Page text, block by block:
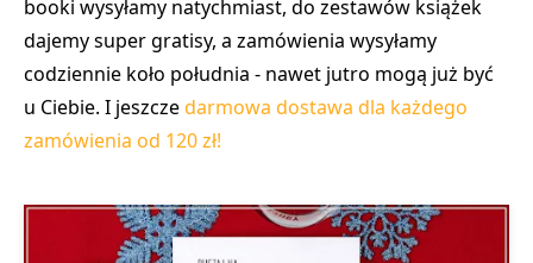
booki wysyłamy natychmiast, do zestawów książek
dajemy super gratisy, a zamówienia wysyłamy
codziennie koło południa - nawet jutro mogą już być
u Ciebie. I jeszczedarmowa dostawa dla każdego
zamówienia od 120 zł!